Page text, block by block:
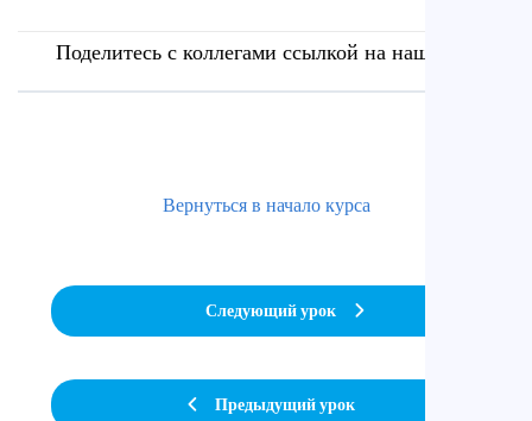
Поделитесь с коллегами ссылкой на наш сайт
Предыдущий урок
Вернуться в начало курса
Следующий урок